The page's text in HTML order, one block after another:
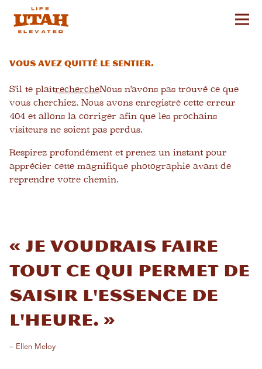
Vous avez quitté le sentier.
S'il te plaîtrechercheNous n'avons pas trouvé ce que
vous cherchiez. Nous avons enregistré cette erreur
404 et allons la corriger afin que les prochains
visiteurs ne soient pas perdus.
Respirez profondément et prenez un instant pour
apprécier cette magnifique photographie avant de
reprendre votre chemin.
« Je voudrais faire
tout ce qui permet de
saisir l'essence de
l'heure. »
– Ellen Meloy